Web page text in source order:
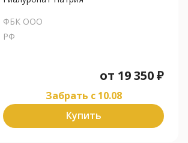
ФБК ООО
РФ
от 19 350₽
Забрать c 10.08
Купить